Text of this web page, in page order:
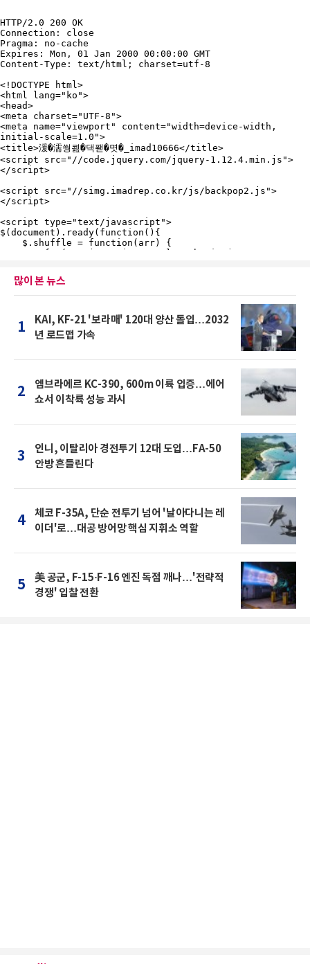
많이 본 뉴스
1
KAI, KF-21 '보라매' 120대 양산 돌입…2032
년 로드맵 가속
2
엠브라에르 KC-390, 600m 이륙 입증…에어
쇼서 이착륙 성능 과시
3
인니, 이탈리아 경전투기 12대 도입…FA-50
안방 흔들린다
4
체코 F-35A, 단순 전투기 넘어 '날아다니는 레
이더'로…대공 방어망 핵심 지휘소 역할
5
美 공군, F-15·F-16 엔진 독점 깨나…'전략적
경쟁' 입찰 전환